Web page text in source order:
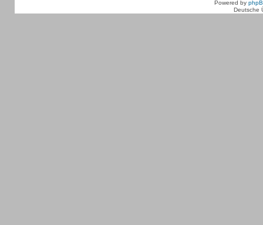
Powered by
Deutsche